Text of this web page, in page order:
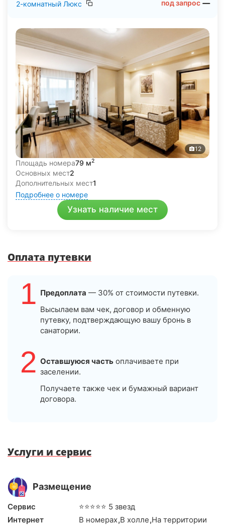
2-комнатный Люкс под запрос
12
Площадь номера79 м2
Основных мест2
Дополнительных мест1
Подробнее о номере
Узнать наличие мест
Оплата путевки
1 Предоплата — 30% от стоимости путевки.
Высылаем вам чек, договор и обменную
путевку, подтверждающую вашу бронь в
санатории.
2 Оставшуюся часть оплачиваете при
заселении.
Получаете также чек и бумажный вариант
договора.
Услуги и сервис
Размещение
Сервис
⭐⭐⭐⭐⭐ 5 звезд
Интернет
В номерах,В холле,На территории